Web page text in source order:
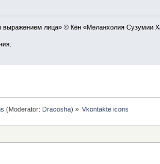
выражением лица» © Кён «Меланхолия Сузумии
(Moderator: Dracosha) » Vkontakte icons